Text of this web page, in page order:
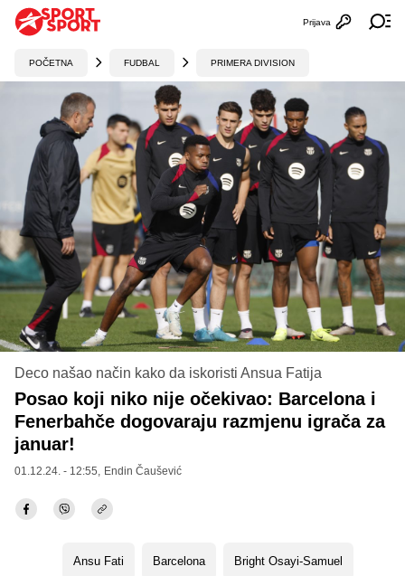
Otvori
Prijava
POČETNA FUDBAL PRIMERA DIVISION
Deco našao način kako da iskoristi Ansua Fatija
Posao koji niko nije očekivao: Barcelona i
Fenerbahče dogovaraju razmjenu igrača za
januar!
01.12.24. - 12:55, Endin Čaušević
Ansu Fati Barcelona Bright Osayi-Samuel